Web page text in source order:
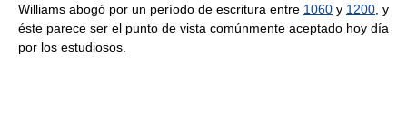
Williams abogó por un período de escritura entre 1060 y 1200 , y
éste parece ser el punto de vista comúnmente aceptado hoy día
por los estudiosos.